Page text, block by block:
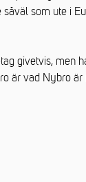
som ute i
givetvis, men
är vad Nybro är